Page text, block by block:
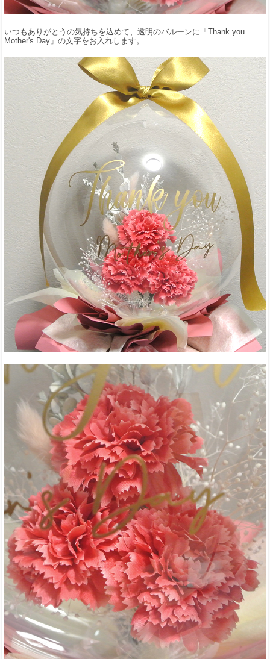
いつもありがとうの気持ちを込めて、透明のバルーンに「Thank you
Mother's Day」の文字をお入れします。